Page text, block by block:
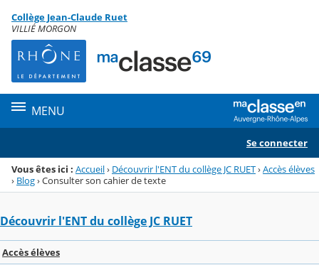
Menu de la rubrique
Contenu
Collège Jean-Claude Ruet
VILLIÉ MORGON
MENU
Se connecter
Vous êtes ici : Accueil› Découvrir l'ENT du collège JC RUET›Accès élèves
› Blog›Consulter son cahier de texte
Découvrir l'ENT du collège JC RUET
Accès élèves